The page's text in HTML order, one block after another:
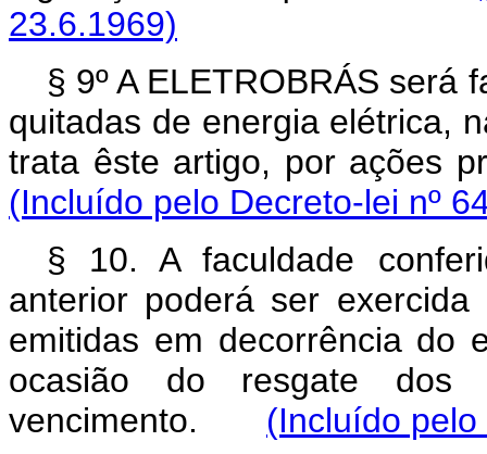
23.6.1969)
§ 9º A ELETROBRÁS será
quitadas de energia elétrica,
trata êste artigo, por
(Incluído pelo Decreto-lei nº
§ 10. A faculdade
anterior poderá ser
emitidas em decorrência do
ocasião do resgate
vencimento. (Incluído